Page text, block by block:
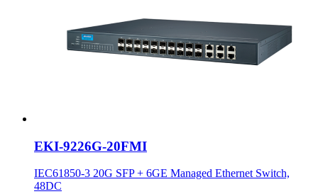
EKI-9226G-20FMI
IEC61850-3 20G SFP + 6GE Managed Ethernet Switch,
48DC